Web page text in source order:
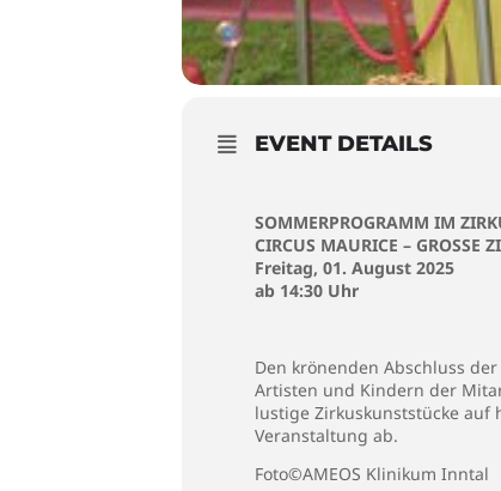
EVENT DETAILS
SOMMERPROGRAMM IM
CIRCUS MAURICE – GROSSE
Freitag, 01. August 2025
ab 14:30 Uhr
Den krönenden Abschluss
Artisten und Kindern der
lustige Zirkuskunststücke auf
Veranstaltung ab.
Foto©AMEOS Klinikum Inntal